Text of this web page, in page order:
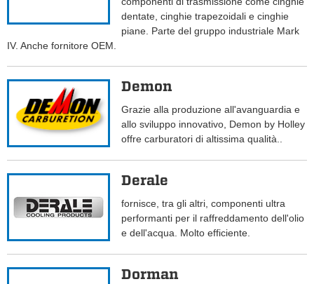
dentate, cinghie trapezoidali e cinghie
piane. Parte del gruppo industriale Mark
IV. Anche fornitore OEM.
Demon
Grazie alla produzione all'avanguardia e
allo sviluppo innovativo, Demon by Holley
offre carburatori di altissima qualità..
Derale
fornisce, tra gli altri, componenti ultra
performanti per il raffreddamento dell'olio
e dell'acqua. Molto efficiente.
Dorman